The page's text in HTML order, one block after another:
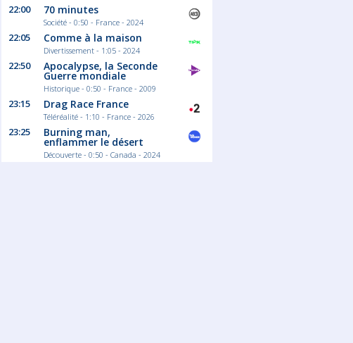
22:00 70 minutes
Société - 0:50 - France - 2024
22:05 Comme à la maison
Divertissement - 1:05 - 2024
22:50 Apocalypse, la Seconde
Guerre mondiale
Historique - 0:50 - France - 2009
23:15 Drag Race France
Téléréalité - 1:10 - France - 2026
23:25 Burning man,
enflammer le désert
Découverte - 0:50 - Canada - 2024